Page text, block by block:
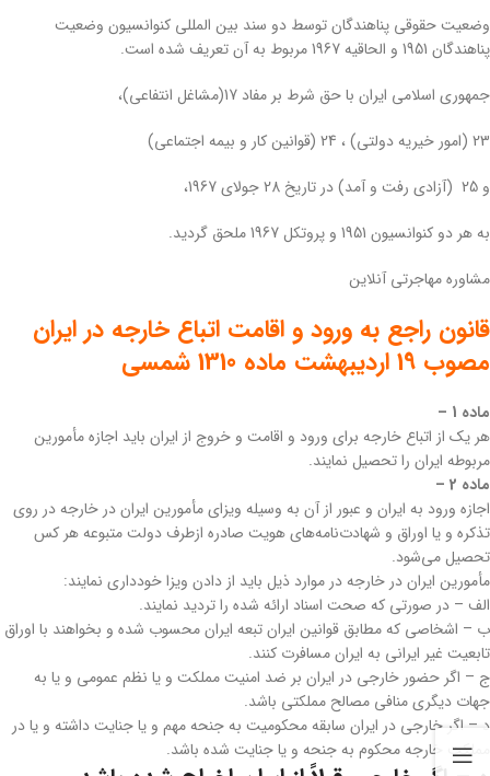
وضعیت حقوقی پناهندگان توسط دو سند بین المللی کنوانسیون وضعیت
پناهندگان 1951 و الحاقیه 1967 مربوط به آن تعریف شده است.
جمهوری اسلامی ایران با حق شرط بر مفاد 17(مشاغل انتفاعی)،
23 (امور خیریه دولتی) ، 24 (قوانین کار و بیمه اجتماعی)
و 25 (آزادی رفت و آمد) در تاریخ 28 جولای 1967،
به هر دو کنوانسیون 1951 و پروتکل 1967 ملحق گردید.
مشاوره مهاجرتی آنلاین
‌قانون راجع به ورود و اقامت اتباع خارجه در ایران
مصوب 19 اردیبهشت ماده 1310 شمسی
‌ماده 1 –
هر یک از اتباع خارجه برای ورود و اقامت و خروج از ایران باید اجازه مأمورین
مربوطه ایران را تحصیل نمایند.
‌ماده 2 –
اجازه ورود به ایران و عبور از آن به وسیله ویزای مأمورین ایران در خارجه در روی
تذکره و یا اوراق و شهادت‌نامه‌های هویت صادره از‌طرف دولت متبوعه هر کس
تحصیل می‌شود.
‌مأمورین ایران در خارجه در موارد ذیل باید از دادن ویزا خودداری نمایند:
‌الف – در صورتی که صحت اسناد ارائه شده را تردید نمایند.
ب – اشخاصی که مطابق قوانین ایران تبعه ایران محسوب شده و بخواهند با اوراق
تابعیت غیر ایرانی به ایران مسافرت کنند.
ج – اگر حضور خارجی در ایران بر ضد امنیت مملکت و یا نظم عمومی و یا به
جهات دیگری منافی مصالح مملکتی باشد.
‌د – اگر خارجی در ایران سابقه محکومیت به جنحه مهم و یا جنایت داشته و یا در
مملکت خارجه محکوم به جنحه و یا جنایت شده باشد.